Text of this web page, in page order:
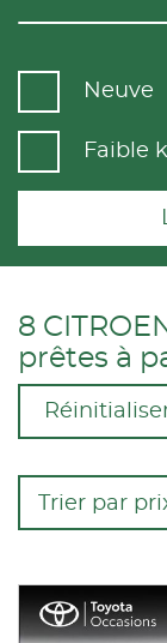
Neuve
Faible
8
prêtes à
Trier par